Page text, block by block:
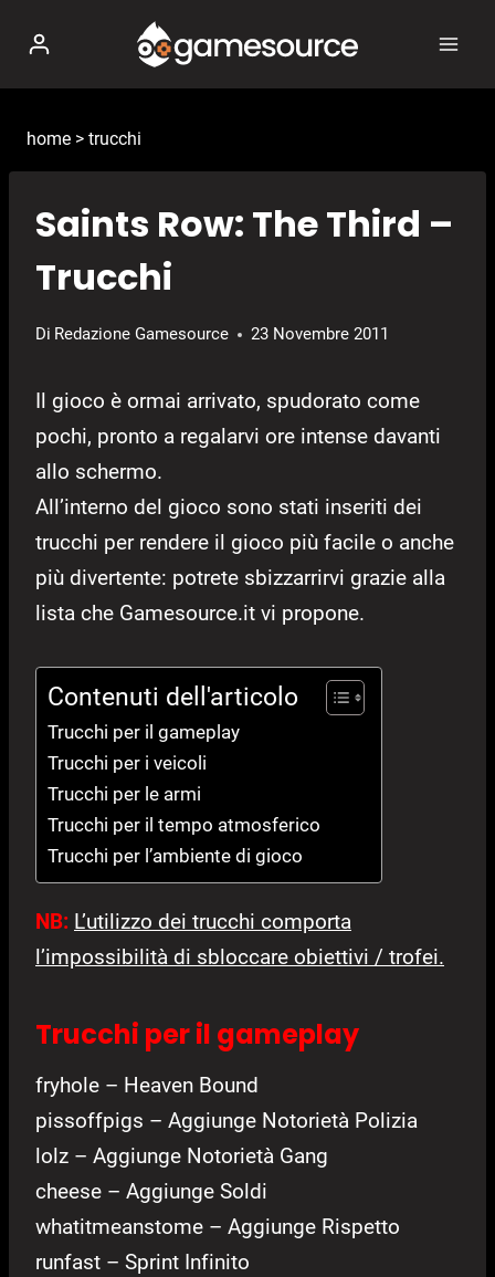
contenuto
home > trucchi
Saints Row: The Third –
Trucchi
Di Redazione Gamesource 23 Novembre 2011
Il gioco è ormai arrivato, spudorato come
pochi, pronto a regalarvi ore intense davanti
allo schermo.
All’interno del gioco sono stati inseriti dei
trucchi per rendere il gioco più facile o anche
più divertente: potrete sbizzarrirvi grazie alla
lista che Gamesource.it vi propone.
Contenuti dell'articolo
Trucchi per il gameplay
Trucchi per i veicoli
Trucchi per le armi
Trucchi per il tempo atmosferico
Trucchi per l’ambiente di gioco
NB: L’utilizzo dei trucchi comporta
l’impossibilità di sbloccare obiettivi / trofei.
Trucchi per il gameplay
fryhole – Heaven Bound
pissoffpigs – Aggiunge Notorietà Polizia
lolz – Aggiunge Notorietà Gang
cheese – Aggiunge Soldi
whatitmeanstome – Aggiunge Rispetto
runfast – Sprint Infinito